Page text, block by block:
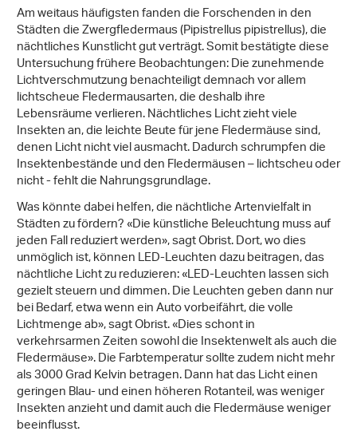
Am weitaus häufigsten fanden die Forschenden in den
Städten die Zwergfledermaus (Pipistrellus pipistrellus), die
nächtliches Kunstlicht gut verträgt. Somit bestätigte diese
Untersuchung frühere Beobachtungen: Die zunehmende
Lichtverschmutzung benachteiligt demnach vor allem
lichtscheue Fledermausarten, die deshalb ihre
Lebensräume verlieren. Nächtliches Licht zieht viele
Insekten an, die leichte Beute für jene Fledermäuse sind,
denen Licht nicht viel ausmacht. Dadurch schrumpfen die
Insektenbestände und den Fledermäusen – lichtscheu oder
nicht - fehlt die Nahrungsgrundlage.
Was könnte dabei helfen, die nächtliche Artenvielfalt in
Städten zu fördern? «Die künstliche Beleuchtung muss auf
jeden Fall reduziert werden», sagt Obrist. Dort, wo dies
unmöglich ist, können LED-Leuchten dazu beitragen, das
nächtliche Licht zu reduzieren: «LED-Leuchten lassen sich
gezielt steuern und dimmen. Die Leuchten geben dann nur
bei Bedarf, etwa wenn ein Auto vorbeifährt, die volle
Lichtmenge ab», sagt Obrist. «Dies schont in
verkehrsarmen Zeiten sowohl die Insektenwelt als auch die
Fledermäuse». Die Farbtemperatur sollte zudem nicht mehr
als 3000 Grad Kelvin betragen. Dann hat das Licht einen
geringen Blau- und einen höheren Rotanteil, was weniger
Insekten anzieht und damit auch die Fledermäuse weniger
beeinflusst.